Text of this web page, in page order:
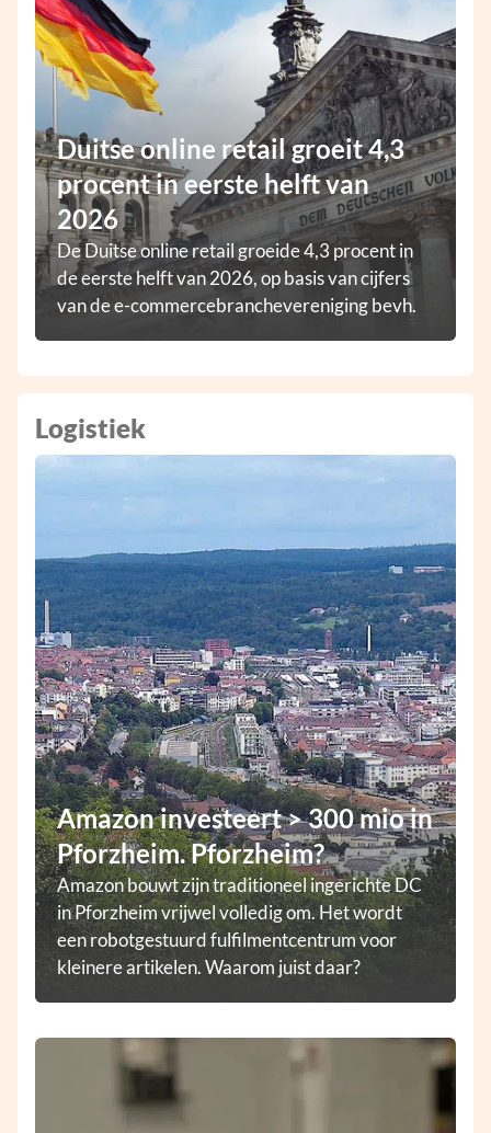
Duitse online retail groeit 4,3
procent in eerste helft van
2026
De Duitse online retail groeide 4,3 procent in
de eerste helft van 2026, op basis van cijfers
van de e-commercebranchevereniging bevh.
Logistiek
Amazon investeert > 300 mio in
Pforzheim. Pforzheim?
Amazon bouwt zijn traditioneel ingerichte DC
in Pforzheim vrijwel volledig om. Het wordt
een robotgestuurd fulfilmentcentrum voor
kleinere artikelen. Waarom juist daar?